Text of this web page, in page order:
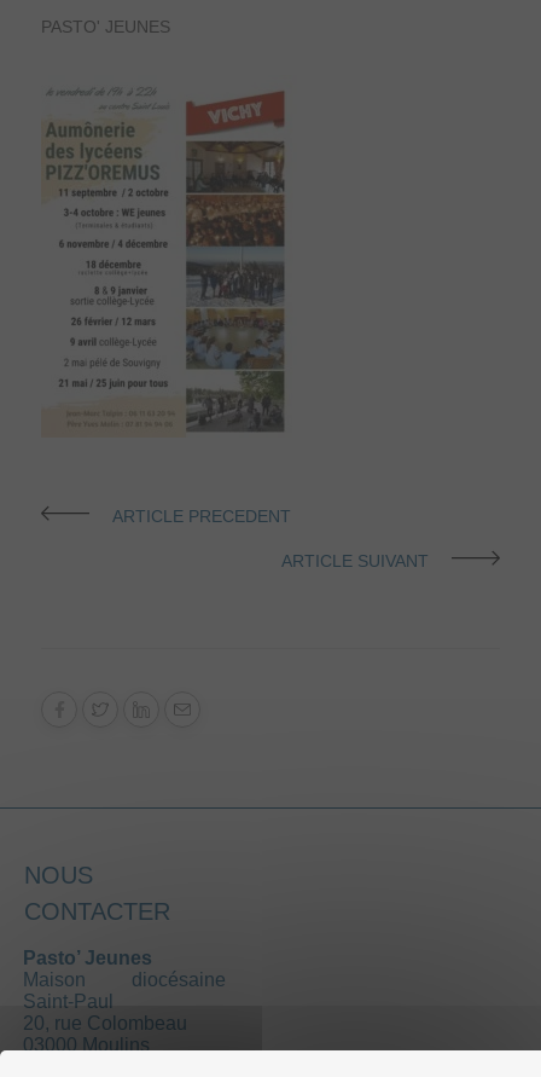
PASTO' JEUNES
ARTICLE PRECEDENT
ARTICLE SUIVANT
NOUS
CONTACTER
Pasto’ Jeunes
Maison diocésaine
Saint-Paul
20, rue Colombeau
03000 Moulins